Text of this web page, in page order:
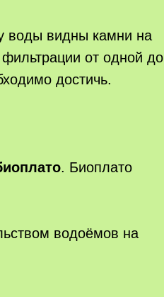
воды видны камни на
от одной до
достичь.
. Биоплато
водоёмов на